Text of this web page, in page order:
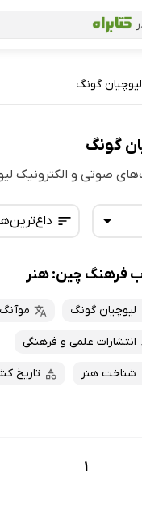
لیوچیان گونگ
گونگ
صوتی و الکترونیک
تازه‌ها
داغ‌ترین‌ها
پرفروش‌ها
پربحث‌ها
فرهنگ چین: هنر
لیوچیان گونگ
انتشارات علمی و فرهنگی
شناخت هنر تاریخ
1